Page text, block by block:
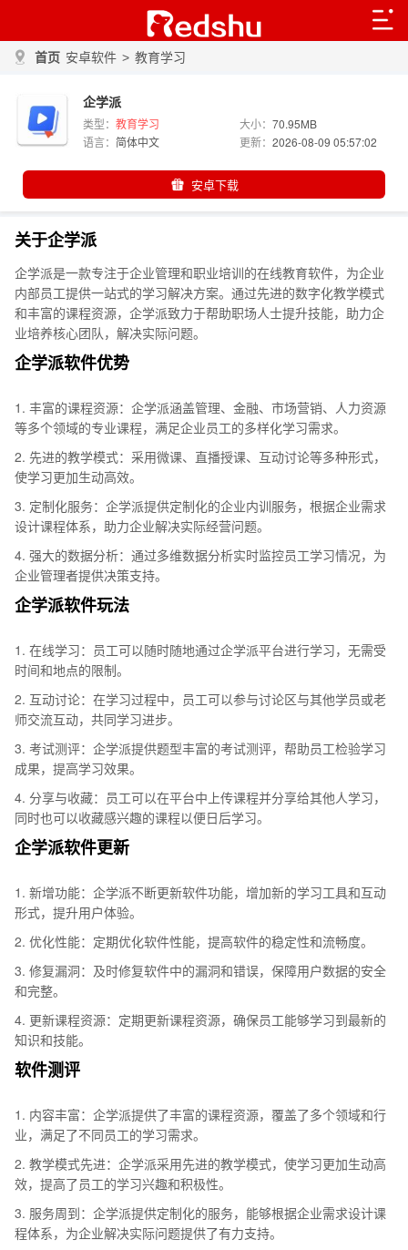
首页 安卓软件 > 教育学习
企学派
类型： 教育学习 大小：70.95MB
语言： 简体中文 更新：2026-08-09 05:57:02
安卓下载
关于企学派
企学派是一款专注于企业管理和职业培训的在线教育软件，为企业
内部员工提供一站式的学习解决方案。通过先进的数字化教学模式
和丰富的课程资源，企学派致力于帮助职场人士提升技能，助力企
业培养核心团队，解决实际问题。
企学派软件优势
1. 丰富的课程资源：企学派涵盖管理、金融、市场营销、人力资源
等多个领域的专业课程，满足企业员工的多样化学习需求。
2. 先进的教学模式：采用微课、直播授课、互动讨论等多种形式，
使学习更加生动高效。
3. 定制化服务：企学派提供定制化的企业内训服务，根据企业需求
设计课程体系，助力企业解决实际经营问题。
4. 强大的数据分析：通过多维数据分析实时监控员工学习情况，为
企业管理者提供决策支持。
企学派软件玩法
1. 在线学习：员工可以随时随地通过企学派平台进行学习，无需受
时间和地点的限制。
2. 互动讨论：在学习过程中，员工可以参与讨论区与其他学员或老
师交流互动，共同学习进步。
3. 考试测评：企学派提供题型丰富的考试测评，帮助员工检验学习
成果，提高学习效果。
4. 分享与收藏：员工可以在平台中上传课程并分享给其他人学习，
同时也可以收藏感兴趣的课程以便日后学习。
企学派软件更新
1. 新增功能：企学派不断更新软件功能，增加新的学习工具和互动
形式，提升用户体验。
2. 优化性能：定期优化软件性能，提高软件的稳定性和流畅度。
3. 修复漏洞：及时修复软件中的漏洞和错误，保障用户数据的安全
和完整。
4. 更新课程资源：定期更新课程资源，确保员工能够学习到最新的
知识和技能。
软件测评
1. 内容丰富：企学派提供了丰富的课程资源，覆盖了多个领域和行
业，满足了不同员工的学习需求。
2. 教学模式先进：企学派采用先进的教学模式，使学习更加生动高
效，提高了员工的学习兴趣和积极性。
3. 服务周到：企学派提供定制化的服务，能够根据企业需求设计课
程体系，为企业解决实际问题提供了有力支持。